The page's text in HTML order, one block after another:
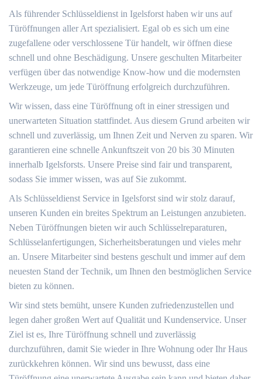
Als führender Schlüsseldienst in Igelsforst haben wir uns auf
Türöffnungen aller Art spezialisiert. Egal ob es sich um eine
zugefallene oder verschlossene Tür handelt, wir öffnen diese
schnell und ohne Beschädigung. Unsere geschulten Mitarbeiter
verfügen über das notwendige Know-how und die modernsten
Werkzeuge, um jede Türöffnung erfolgreich durchzuführen.
Wir wissen, dass eine Türöffnung oft in einer stressigen und
unerwarteten Situation stattfindet. Aus diesem Grund arbeiten wir
schnell und zuverlässig, um Ihnen Zeit und Nerven zu sparen. Wir
garantieren eine schnelle Ankunftszeit von 20 bis 30 Minuten
innerhalb Igelsforsts. Unsere Preise sind fair und transparent,
sodass Sie immer wissen, was auf Sie zukommt.
Als Schlüsseldienst Service in Igelsforst sind wir stolz darauf,
unseren Kunden ein breites Spektrum an Leistungen anzubieten.
Neben Türöffnungen bieten wir auch Schlüsselreparaturen,
Schlüsselanfertigungen, Sicherheitsberatungen und vieles mehr
an. Unsere Mitarbeiter sind bestens geschult und immer auf dem
neuesten Stand der Technik, um Ihnen den bestmöglichen Service
bieten zu können.
Wir sind stets bemüht, unsere Kunden zufriedenzustellen und
legen daher großen Wert auf Qualität und Kundenservice. Unser
Ziel ist es, Ihre Türöffnung schnell und zuverlässig
durchzuführen, damit Sie wieder in Ihre Wohnung oder Ihr Haus
zurückkehren können. Wir sind uns bewusst, dass eine